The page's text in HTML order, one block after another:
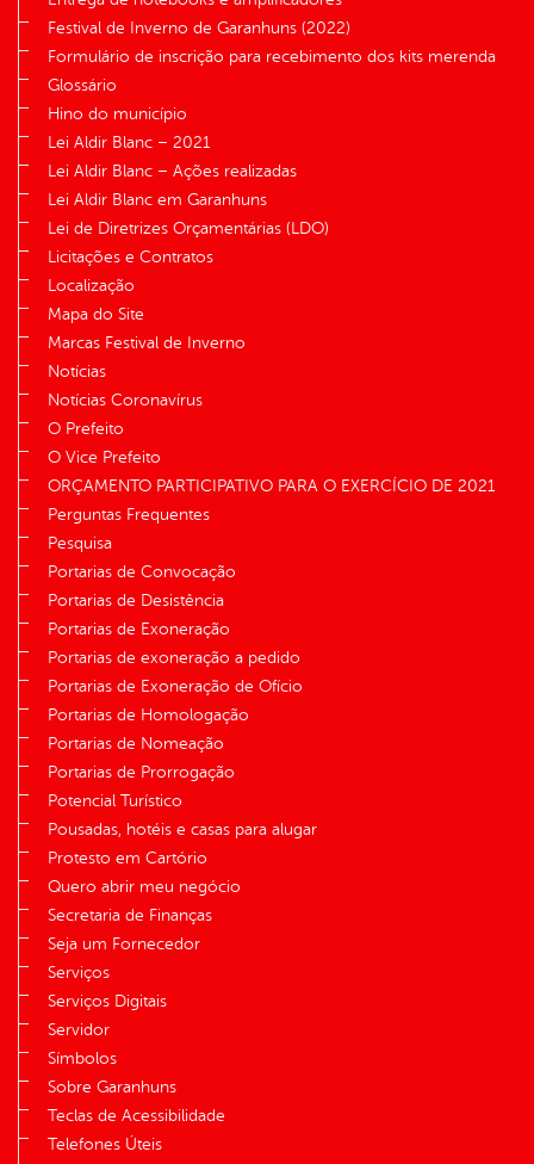
Festival de Inverno de Garanhuns (2022)
Formulário de inscrição para recebimento dos kits merenda
Glossário
Hino do município
Lei Aldir Blanc – 2021
Lei Aldir Blanc – Ações realizadas
Lei Aldir Blanc em Garanhuns
Lei de Diretrizes Orçamentárias (LDO)
Licitações e Contratos
Localização
Mapa do Site
Marcas Festival de Inverno
Notícias
Notícias Coronavírus
O Prefeito
O Vice Prefeito
ORÇAMENTO PARTICIPATIVO PARA O EXERCÍCIO DE 2021
Perguntas Frequentes
Pesquisa
Portarias de Convocação
Portarias de Desistência
Portarias de Exoneração
Portarias de exoneração a pedido
Portarias de Exoneração de Ofício
Portarias de Homologação
Portarias de Nomeação
Portarias de Prorrogação
Potencial Turístico
Pousadas, hotéis e casas para alugar
Protesto em Cartório
Quero abrir meu negócio
Secretaria de Finanças
Seja um Fornecedor
Serviços
Serviços Digitais
Servidor
Símbolos
Sobre Garanhuns
Teclas de Acessibilidade
Telefones Úteis